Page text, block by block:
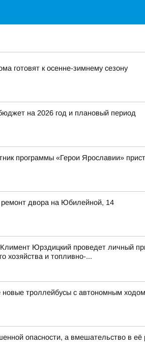
готовят к осенне-зимнему сезону
на 2026 год и плановый период
программы «Герои Ярославии»
двора на Юбилейной, 14
Юрздицкий проведет личный
хозяйства и топливно-...
троллейбусы с автономным ходом
опасности, а вмешательство в её